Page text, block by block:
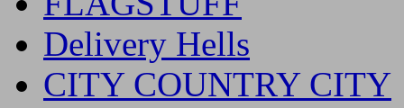
Delivery Hells
CITY COUNTRY CITY